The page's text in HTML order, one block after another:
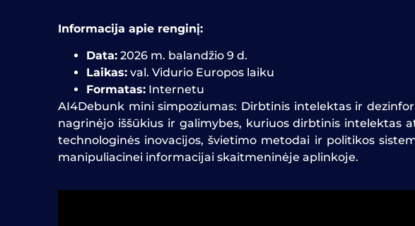
Informacija apie renginį:
Data: 2026 m. balandžio 9 d.
Laikas: val. Vidurio Europos laiku
Formatas: Internetu
AI4Debunk mini simpoziumas: Dirbtinis intelektas ir
nagrinėjo iššūkius ir galimybes, kuriuos dirbtinis intelektas
technologinės inovacijos, švietimo metodai ir politikos
manipuliacinei informacijai skaitmeninėje aplinkoje.